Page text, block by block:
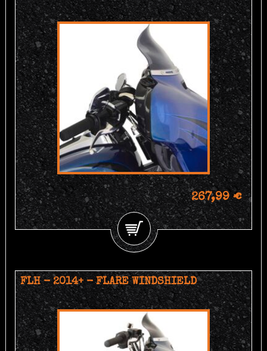
267,99 €
FLH - 2014+ - FLARE WINDSHIELD